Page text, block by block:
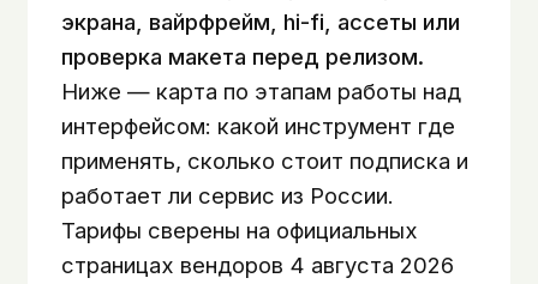
экрана, вайрфрейм, hi-fi, ассеты или
проверка макета перед релизом.
Ниже — карта по этапам работы над
интерфейсом: какой инструмент где
применять, сколько стоит подписка и
работает ли сервис из России.
Тарифы сверены на официальных
страницах вендоров 4 августа 2026